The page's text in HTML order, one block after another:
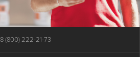
8 (800) 222-21-73